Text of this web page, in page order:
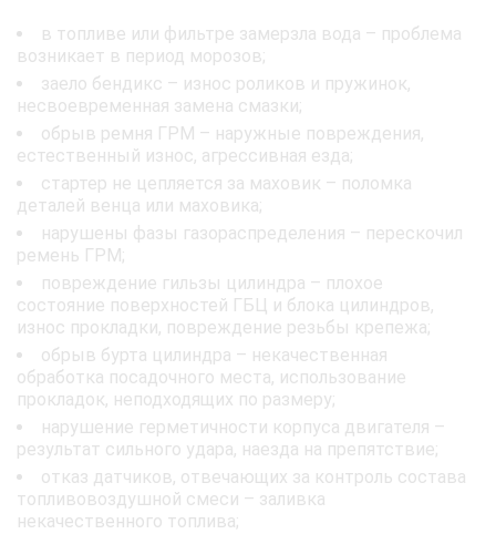
в топливе или фильтре замерзла вода – проблема
возникает в период морозов;
заело бендикс – износ роликов и пружинок,
несвоевременная замена смазки;
обрыв ремня ГРМ – наружные повреждения,
естественный износ, агрессивная езда;
стартер не цепляется за маховик – поломка
деталей венца или маховика;
нарушены фазы газораспределения – перескочил
ремень ГРМ;
повреждение гильзы цилиндра – плохое
состояние поверхностей ГБЦ и блока цилиндров,
износ прокладки, повреждение резьбы крепежа;
обрыв бурта цилиндра – некачественная
обработка посадочного места, использование
прокладок, неподходящих по размеру;
нарушение герметичности корпуса двигателя –
результат сильного удара, наезда на препятствие;
отказ датчиков, отвечающих за контроль состава
топливовоздушной смеси – заливка
некачественного топлива;